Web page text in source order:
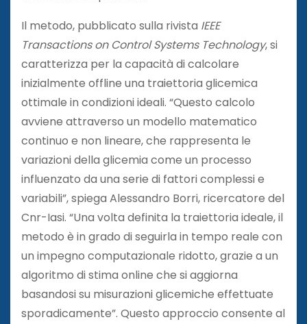
Il metodo, pubblicato sulla rivista IEEE
Transactions on Control Systems Technology, si
caratterizza per la capacità di calcolare
inizialmente offline una traiettoria glicemica
ottimale in condizioni ideali. “Questo calcolo
avviene attraverso un modello matematico
continuo e non lineare, che rappresenta le
variazioni della glicemia come un processo
influenzato da una serie di fattori complessi e
variabili”, spiega Alessandro Borri, ricercatore del
Cnr-Iasi. “Una volta definita la traiettoria ideale, il
metodo è in grado di seguirla in tempo reale con
un impegno computazionale ridotto, grazie a un
algoritmo di stima online che si aggiorna
basandosi su misurazioni glicemiche effettuate
sporadicamente”. Questo approccio consente al